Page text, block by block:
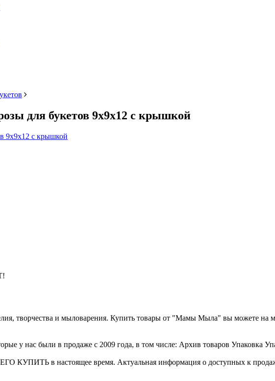
для букетов 9х9х12 с крышкой
творчества и мыловарения. Купить товары от "Мамы Мыла" вы можете на
у нас были в продаже с 2009 года, в том числе: Архив товаров Упаковка
КУПИТЬ в настоящее время. Актуальная информация о доступных к